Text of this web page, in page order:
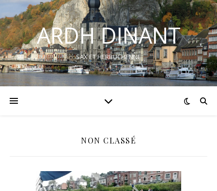
ARDH DINANT
SAX ET HERBUCHENNE
NON CLASSÉ